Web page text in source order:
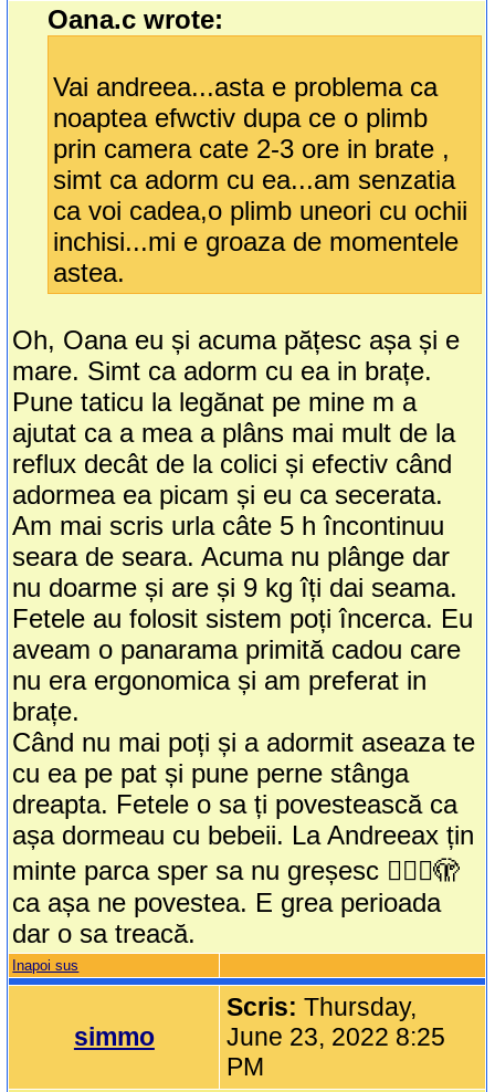
Oana.c wrote:
Vai andreea...asta e problema ca
noaptea efwctiv dupa ce o plimb
prin camera cate 2-3 ore in brate ,
simt ca adorm cu ea...am senzatia
ca voi cadea,o plimb uneori cu ochii
inchisi...mi e groaza de momentele
astea.
Oh, Oana eu și acuma pățesc așa și e
mare. Simt ca adorm cu ea in brațe.
Pune taticu la legănat pe mine m a
ajutat ca a mea a plâns mai mult de la
reflux decât de la colici și efectiv când
adormea ea picam și eu ca secerata.
Am mai scris urla câte 5 h încontinuu
seara de seara. Acuma nu plânge dar
nu doarme și are și 9 kg îți dai seama.
Fetele au folosit sistem poți încerca. Eu
aveam o panarama primită cadou care
nu era ergonomica și am preferat in
brațe.
Când nu mai poți și a adormit aseaza te
cu ea pe pat și pune perne stânga
dreapta. Fetele o sa ți povestească ca
așa dormeau cu bebeii. La Andreeax țin
minte parca sper sa nu greșesc 🤦🏻‍♀️🫣
ca așa ne povestea. E grea perioada
dar o sa treacă.
Inapoi sus
simmo
Scris:Thursday,
June 23, 2022 8:25
PM